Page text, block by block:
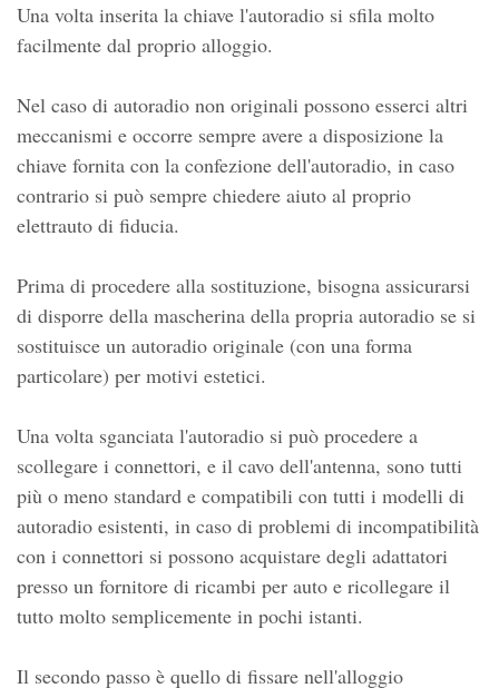
Una volta inserita la chiave l'autoradio si sfila molto
facilmente dal proprio alloggio.
Nel caso di autoradio non originali possono esserci altri
meccanismi e occorre sempre avere a disposizione la
chiave fornita con la confezione dell'autoradio, in caso
contrario si può sempre chiedere aiuto al proprio
elettrauto di fiducia.
Prima di procedere alla sostituzione, bisogna assicurarsi
di disporre della mascherina della propria autoradio se si
sostituisce un autoradio originale (con una forma
particolare) per motivi estetici.
Una volta sganciata l'autoradio si può procedere a
scollegare i connettori, e il cavo dell'antenna, sono tutti
più o meno standard e compatibili con tutti i modelli di
autoradio esistenti, in caso di problemi di incompatibilità
con i connettori si possono acquistare degli adattatori
presso un fornitore di ricambi per auto e ricollegare il
tutto molto semplicemente in pochi istanti.
Il secondo passo è quello di fissare nell'alloggio